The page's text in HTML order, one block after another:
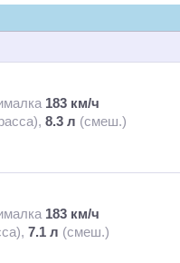
183 км/ч
8.3 л (смеш.)
183 км/ч
7.1 л (смеш.)